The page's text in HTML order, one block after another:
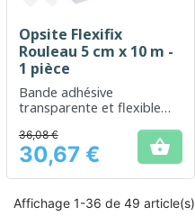
Opsite Flexifix
Rouleau 5 cm x 10 m -
1 pièce
Bande adhésive
transparente et flexible
optimale des plaies
Prix
36,08 €
30,67 € 
Affichage 1-36 de 49 article(s)